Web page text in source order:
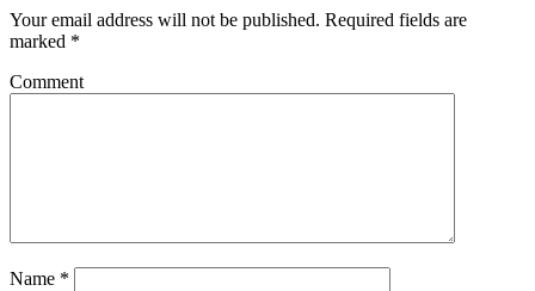
Your email address will not be published. Required fields are
marked *
Comment
Name *